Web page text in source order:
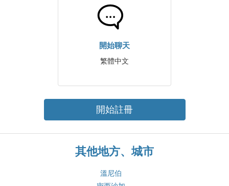
開始聊天
繁體中文
開始註冊
其他地方、城市
溫尼伯